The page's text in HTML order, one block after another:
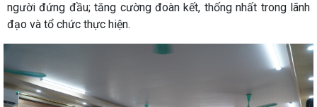
người đứng đầu; tăng cường đoàn kết, thống nhất trong lãnh
đạo và tổ chức thực hiện.